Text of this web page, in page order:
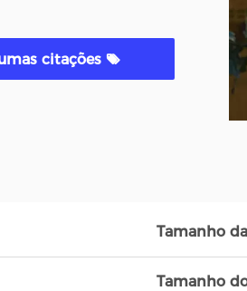
citações
Tamanho
Tamanho